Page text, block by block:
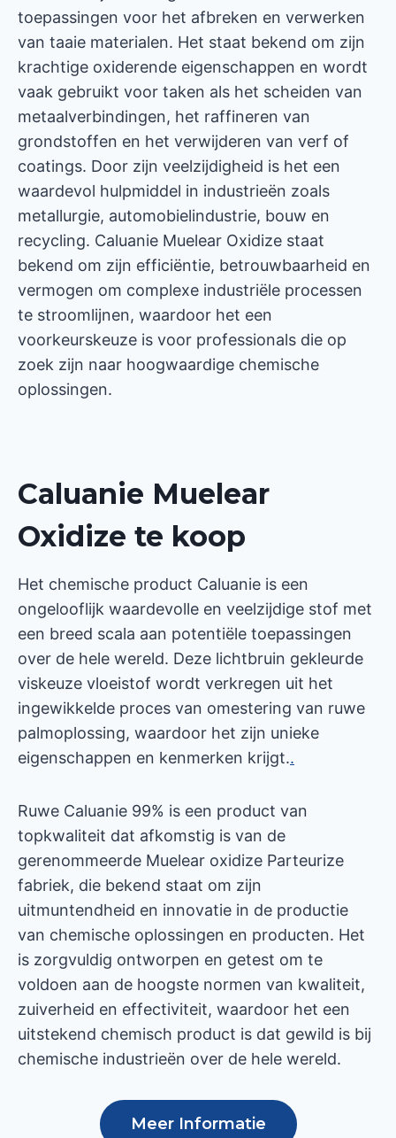
toepassingen voor het afbreken en verwerken
van taaie materialen. Het staat bekend om zijn
krachtige oxiderende eigenschappen en wordt
vaak gebruikt voor taken als het scheiden van
metaalverbindingen, het raffineren van
grondstoffen en het verwijderen van verf of
coatings. Door zijn veelzijdigheid is het een
waardevol hulpmiddel in industrieën zoals
metallurgie, automobielindustrie, bouw en
recycling. Caluanie Muelear Oxidize staat
bekend om zijn efficiëntie, betrouwbaarheid en
vermogen om complexe industriële processen
te stroomlijnen, waardoor het een
voorkeurskeuze is voor professionals die op
zoek zijn naar hoogwaardige chemische
oplossingen.
Caluanie Muelear
Oxidize te koop
Het chemische product Caluanie is een
ongelooflijk waardevolle en veelzijdige stof met
een breed scala aan potentiële toepassingen
over de hele wereld. Deze lichtbruin gekleurde
viskeuze vloeistof wordt verkregen uit het
ingewikkelde proces van omestering van ruwe
palmoplossing, waardoor het zijn unieke
eigenschappen en kenmerken krijgt..
Ruwe Caluanie 99% is een product van
topkwaliteit dat afkomstig is van de
gerenommeerde Muelear oxidize Parteurize
fabriek, die bekend staat om zijn
uitmuntendheid en innovatie in de productie
van chemische oplossingen en producten. Het
is zorgvuldig ontworpen en getest om te
voldoen aan de hoogste normen van kwaliteit,
zuiverheid en effectiviteit, waardoor het een
uitstekend chemisch product is dat gewild is bij
chemische industrieën over de hele wereld.
Meer Informatie